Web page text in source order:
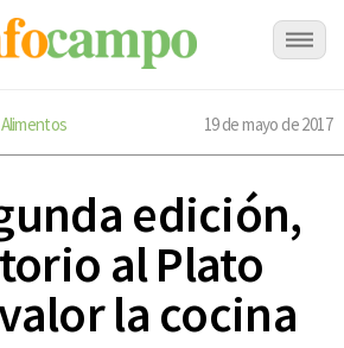
Alimentos 19 de mayo de 2017
edición,
al Plato
la cocina